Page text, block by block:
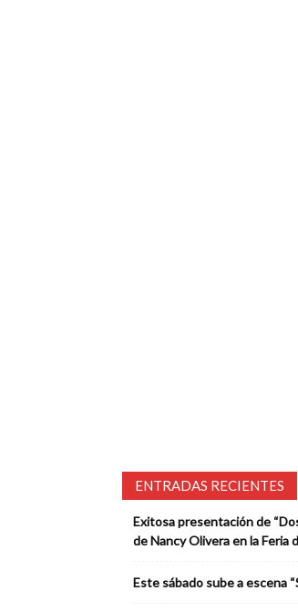
ENTRADAS RECIENTES
Exitosa presentación de
de Nancy Olivera en la Feria
Este sábado sube a escena